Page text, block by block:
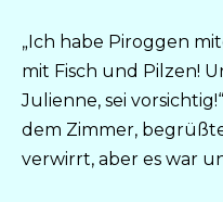
„Ich habe Piroggen
mit Fisch und Pilzen!
Julienne, sei
dem Zimmer,
verwirrt, aber es war